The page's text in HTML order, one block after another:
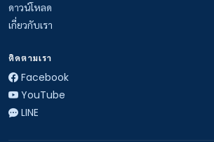
ดาวน์โหลด
เกี่ยวกับเรา
ติดตามเรา
Facebook
YouTube
LINE